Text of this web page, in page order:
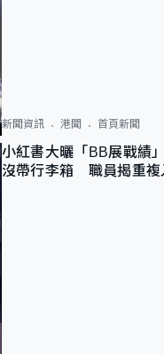
新聞資訊 港聞 首頁新聞
小紅書大曬「BB展戰績
沒帶行李箱 職員揭重複